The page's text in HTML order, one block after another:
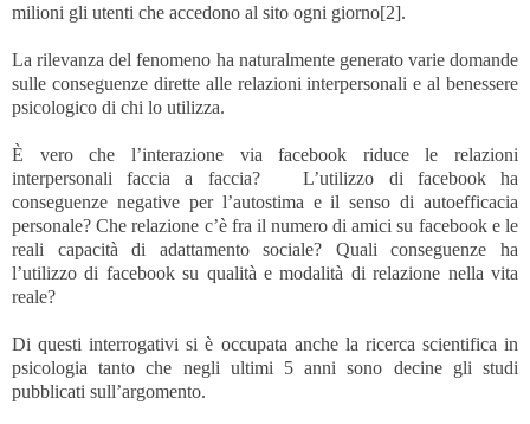
milioni gli utenti che accedono al sito ogni giorno[2].
La rilevanza del fenomeno ha naturalmente generato varie domande
sulle conseguenze dirette alle relazioni interpersonali e al benessere
psicologico di chi lo utilizza.
È vero che l’interazione via facebook riduce le relazioni
interpersonali faccia a faccia? L’utilizzo di facebook ha
conseguenze negative per l’autostima e il senso di autoefficacia
personale? Che relazione c’è fra il numero di amici su facebook e le
reali capacità di adattamento sociale? Quali conseguenze ha
l’utilizzo di facebook su qualità e modalità di relazione nella vita
reale?
Di questi interrogativi si è occupata anche la ricerca scientifica in
psicologia tanto che negli ultimi 5 anni sono decine gli studi
pubblicati sull’argomento.